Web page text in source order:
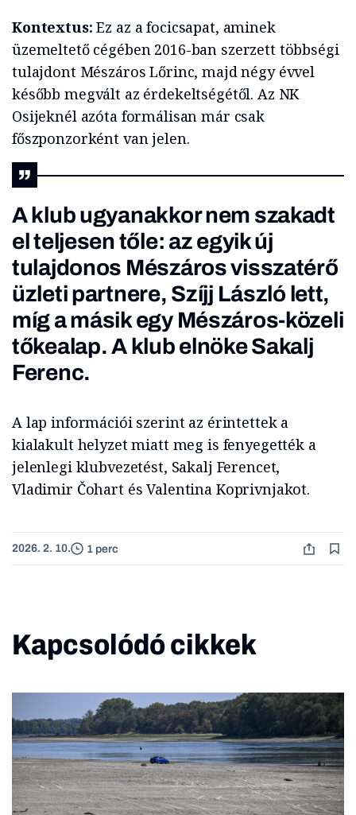
Kontextus:Ez az a focicsapat, aminek
üzemeltető cégében 2016-ban szerzett többségi
tulajdont Mészáros Lőrinc, majd négy évvel
később megvált az érdekeltségétől. Az NK
Osijeknél azóta formálisan már csak
főszponzorként van jelen.
A klub ugyanakkor nem szakadt
el teljesen tőle: az egyik új
tulajdonos Mészáros visszatérő
üzleti partnere, Szíjj László lett,
míg a másik egy Mészáros-közeli
tőkealap. A klub elnöke Sakalj
Ferenc.
A lap információi szerint az érintettek a
kialakult helyzet miatt meg is fenyegették a
jelenlegi klubvezetést, Sakalj Ferencet,
Vladimir Čohart és Valentina Koprivnjakot.
2026. 2. 10. 1 perc
Kapcsolódó cikkek